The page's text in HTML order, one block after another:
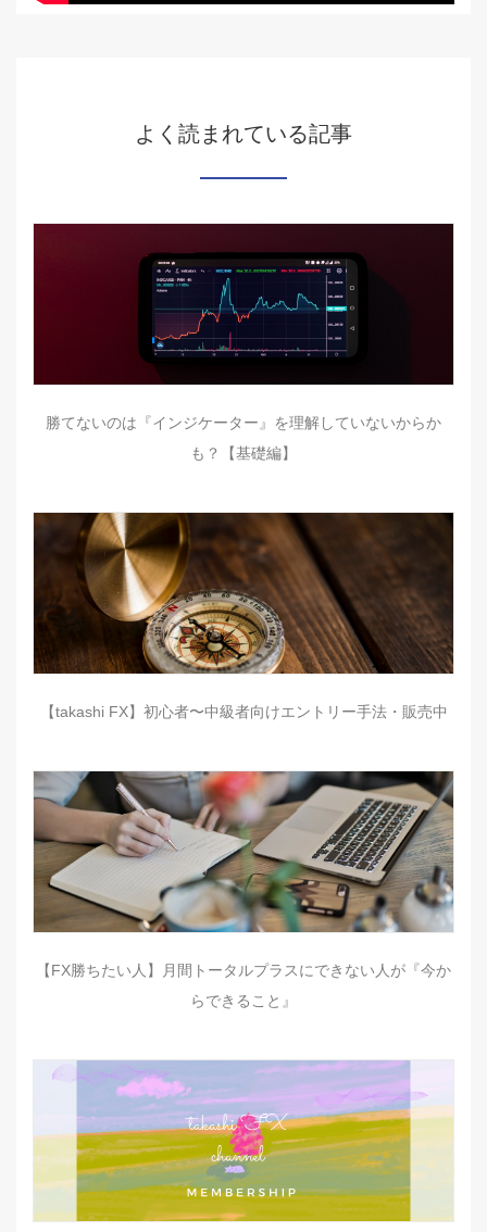
よく読まれている記事
勝てないのは『インジケーター』を理解していないからか
も？【基礎編】
【takashi FX】初心者〜中級者向けエントリー手法・販売中
【FX勝ちたい人】月間トータルプラスにできない人が『今か
らできること』